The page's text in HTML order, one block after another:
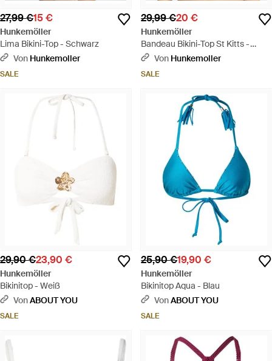
27,99 €15 €
Hunkemöller
Lima Bikini-Top - Schwarz
Von Hunkemoller
SALE
29,99 €20 €
Hunkemöller
Bandeau Bikini-Top St Kitts -
Braun
Von Hunkemoller
SALE
29,90 €23,90 €
Hunkemöller
Bikinitop - Weiß
VonABOUT YOU
SALE
25,90 €19,90 €
Hunkemöller
Bikinitop Aqua - Blau
VonABOUT YOU
SALE